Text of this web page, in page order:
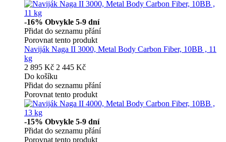
-16% Obvykle 5-9 dní
Přidat do seznamu přání
Porovnat tento produkt
Naviják Naga II 3000, Metal Body Carbon Fiber, 10BB , 11
kg
2 895 Kč 2 445 Kč
Do košíku
Přidat do seznamu přání
Porovnat tento produkt
-15% Obvykle 5-9 dní
Přidat do seznamu přání
Porovnat tento produkt